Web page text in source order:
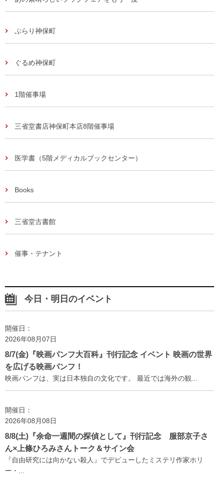
ぶらり神保町
ぐるめ神保町
1階催事場
三省堂書店神保町本店8階催事場
医学書（5階メディカルブックセンター）
Books
三省堂古書館
催事・テナント
今日・明日のイベント
開催日：
2026年08月07日
8/7(金)『映画パンフ大百科』刊行記念 イベント 映画の世界
を広げる映画パンフ！
映画パンフは、実は日本独自の文化です。 最近では海外の観...
開催日：
2026年08月08日
8/8(土)『余命一週間の探偵として』刊行記念 服部京子さ
ん×上條ひろみさんトーク＆サイン会
『自由研究には向かない殺人』でデビューしたミステリ作家ホリ
ー・...